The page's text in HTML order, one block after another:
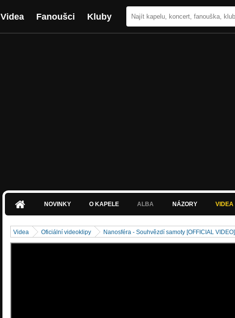
Videa Fanoušci Kluby
NOVINKY O KAPELE ALBA NÁZORY VIDEA
Videa Oficiální videoklipy Nanosféra - Souhvězdí samoty [OFFICIAL VIDEO]